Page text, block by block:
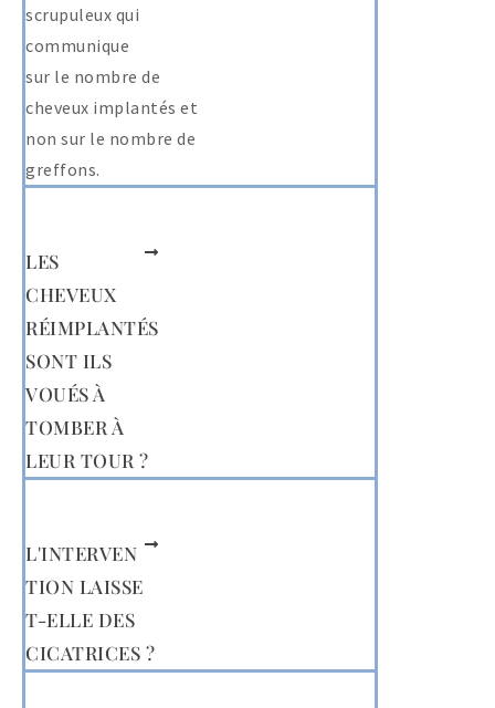
scrupuleux qui
communique
sur le nombre de
cheveux implantés et
non sur le nombre de
greffons.
LES
CHEVEUX
RÉIMPLANTÉS
SONT ILS
VOUÉS À
TOMBER À
LEUR TOUR ?
L'INTERVEN
TION LAISSE
T-ELLE DES
CICATRICES ?